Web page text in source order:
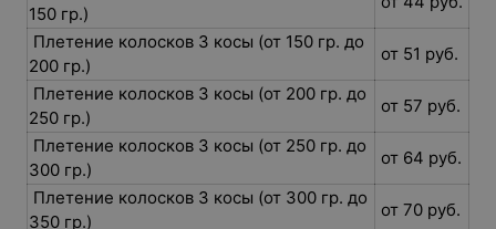
150 гр.)
Плетение колосков 3 косы (от 150 гр. до
200 гр.)
от 51 руб.
Плетение колосков 3 косы (от 200 гр. до
250 гр.)
от 57 руб.
Плетение колосков 3 косы (от 250 гр. до
300 гр.)
от 64 руб.
Плетение колосков 3 косы (от 300 гр. до
350 гр.)
от 70 руб.